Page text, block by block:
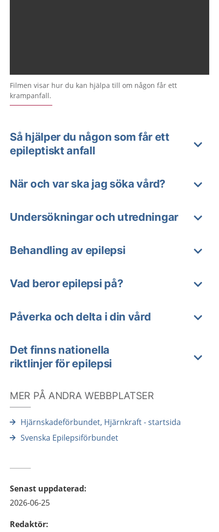
Filmen visar hur du kan hjälpa till om någon får ett
krampanfall.
Så hjälper du någon som får ett
epileptiskt anfall
När och var ska jag söka vård?
Undersökningar och utredningar
Behandling av epilepsi
Vad beror epilepsi på?
Påverka och delta i din vård
Det finns nationella
riktlinjer för epilepsi
MER PÅ ANDRA WEBBPLATSER
Hjärnskadeförbundet, Hjärnkraft - startsida
Svenska Epilepsiförbundet
Senast uppdaterad:
2026-06-25
Redaktör: